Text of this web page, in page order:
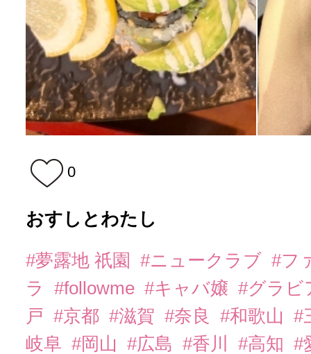
0
おすしとわたし
#夢露地 祇園 #ニュークラブ #フ
ラ
#followme #キャバ嬢 #グラ
戸 #京都 #滋賀 #奈良 #和歌山
#
岐阜 #岡山 #広島 #香川 #高知 #